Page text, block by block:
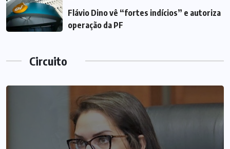
Flávio Dino vê “fortes indícios” e autoriza
operação da PF
Circuito